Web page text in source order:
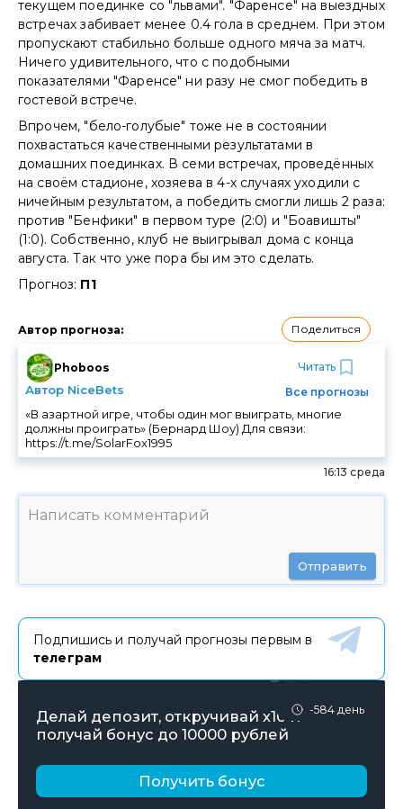
текущем поединке со "львами". "Фаренсе" на выездных
встречах забивает менее 0.4 гола в среднем. При этом
пропускают стабильно больше одного мяча за матч.
Ничего удивительного, что с подобными
показателями "Фаренсе" ни разу не смог победить в
гостевой встрече.
Впрочем, "бело-голубые" тоже не в состоянии
похвастаться качественными результатами в
домашних поединках. В семи встречах, проведённых
на своём стадионе, хозяева в 4-х случаях уходили с
ничейным результатом, а победить смогли лишь 2 раза:
против "Бенфики" в первом туре (2:0) и "Боавишты"
(1:0). Собственно, клуб не выигрывал дома с конца
августа. Так что уже пора бы им это сделать.
Прогноз: П1
Автор прогноза: Поделиться
Phoboos
Автор NiceBets
Читать
Все прогнозы
«В азартной игре, чтобы один мог выиграть, многие
должны проиграть» (Бернард Шоу) Для связи:
https://t.me/SolarFox1995
16:13 среда
Отправить
Подпишись и получай прогнозы первым в
телеграм
-584 день
Делай депозит, откручивай х10 и
получай бонус до 10000 рублей
Получить бонус